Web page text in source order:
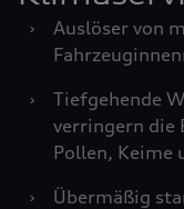
›
Auslöser von
›
Tiefgehende
verringern die
Pollen, Keime
›
Übermäßig